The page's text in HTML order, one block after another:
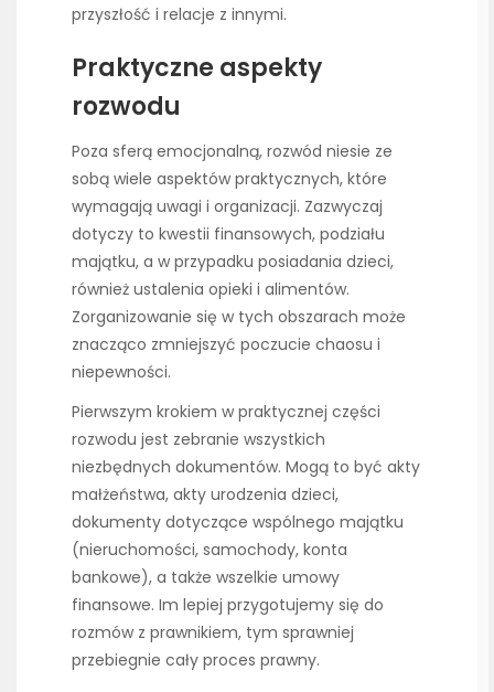
przyszłość i relacje z innymi.
Praktyczne aspekty
rozwodu
Poza sferą emocjonalną, rozwód niesie ze
sobą wiele aspektów praktycznych, które
wymagają uwagi i organizacji. Zazwyczaj
dotyczy to kwestii finansowych, podziału
majątku, a w przypadku posiadania dzieci,
również ustalenia opieki i alimentów.
Zorganizowanie się w tych obszarach może
znacząco zmniejszyć poczucie chaosu i
niepewności.
Pierwszym krokiem w praktycznej części
rozwodu jest zebranie wszystkich
niezbędnych dokumentów. Mogą to być akty
małżeństwa, akty urodzenia dzieci,
dokumenty dotyczące wspólnego majątku
(nieruchomości, samochody, konta
bankowe), a także wszelkie umowy
finansowe. Im lepiej przygotujemy się do
rozmów z prawnikiem, tym sprawniej
przebiegnie cały proces prawny.